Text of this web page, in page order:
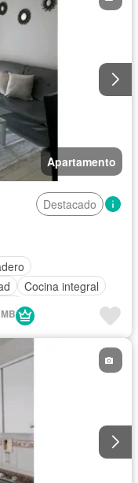
Apartamento
Destacado
Cocina integral